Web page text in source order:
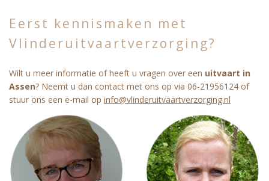
Eerst kennismaken met
Vlinderuitvaartverzorging?
Wilt u meer informatie of heeft u vragen over een uitvaart in
Assen? Neemt u dan contact met ons op via 06-21956124 of
stuur ons een e-mail op info@vlinderuitvaartverzorging.nl